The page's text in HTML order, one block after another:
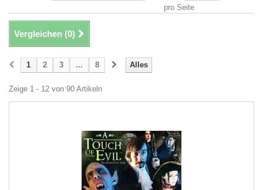
pro Seite
Vergleichen (0)
Alles
1 2 3 ... 8
Zeige 1 - 12 von 90 Artikeln